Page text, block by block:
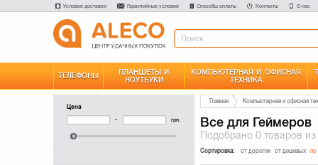
Условия доставки Гарантийные условия Способы оплаты Контакты О нас
ТЕЛЕФОНЫ
ПЛАНШЕТЫ И
НОУТБУКИ
КОМПЬЮТЕРНАЯ И ОФИСНАЯ
ТЕХНИКА
Цена
– грн.
Главная Компьютерная и офисная
Все для Геймеров
Подобрано0 товаров
Сортировка: от дорогих от дешевых по